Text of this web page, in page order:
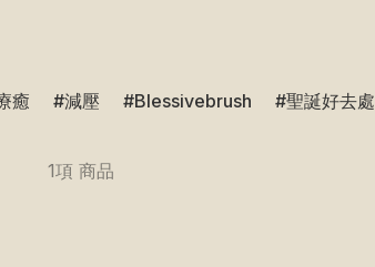
癒 減壓 Blessivebrush 聖誕好去處
1項 商品